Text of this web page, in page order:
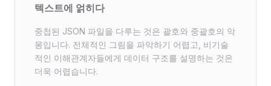
텍스트에 얽히다
중첩된 JSON 파일을 다루는 것은 괄호와 중괄호의 악
몽입니다. 전체적인 그림을 파악하기 어렵고, 비기술
적인 이해관계자들에게 데이터 구조를 설명하는 것은
더욱 어렵습니다.